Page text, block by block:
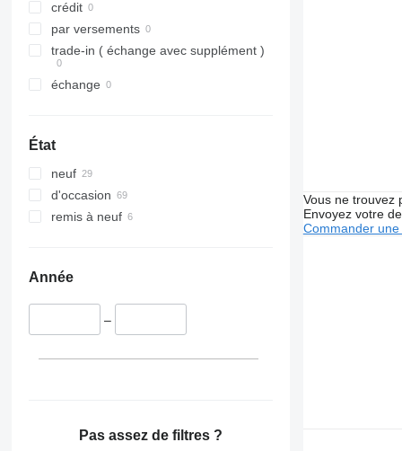
Tourino
Tourismo
Travego
V-Class
Midliner
Midlum
Premium
Scenic
Twingo
Zoe
SD
Terberg
V40
V90
crédit
par versements
trade-in ( échange avec supplément )
échange
État
neuf
d'occasion
remis à neuf
Année
–
Pas assez de filtres ?
Vous ne trouvez
Envoyez votre
Commander